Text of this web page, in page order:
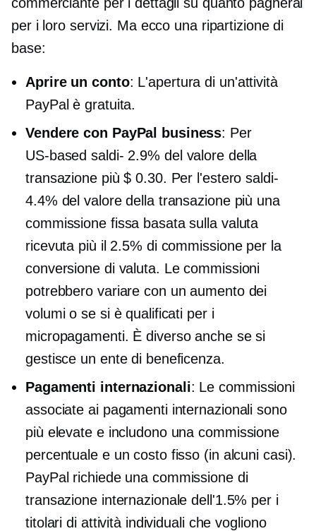
per i loro servizi. Ma ecco una ripartizione di
base:
Aprire un conto: L'apertura di un'attività
PayPal è gratuita.
Vendere con PayPal business: Per
US-based saldi- 2.9% del valore della
transazione più $ 0.30. Per l'esterosaldi-
4.4% del valore della transazione più una
commissione fissa basata sulla valuta
ricevuta più il 2.5% di commissione per la
conversione di valuta. Le commissioni
potrebbero variare con un aumento dei
volumi o se si è qualificati per i
micropagamenti. È diverso anche se si
gestisce un ente di beneficenza.
Pagamenti internazionali: Le commissioni
associate ai pagamenti internazionali sono
più elevate e includono una commissione
percentuale e un costo fisso (in alcuni casi).
PayPal richiede una commissione di
transazione internazionale dell'1.5% per i
titolari di attività individuali che vogliono